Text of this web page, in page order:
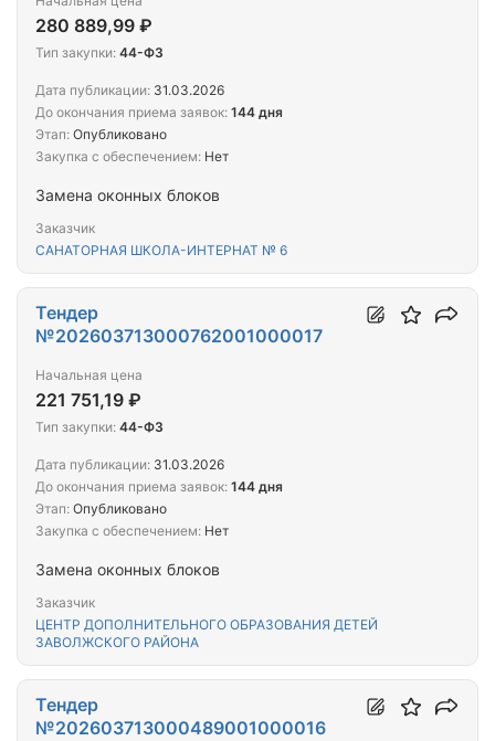
Замена оконных блоков
Заказчик
САНАТОРНАЯ ШКОЛА-ИНТЕРНАТ № 6
280 889,99 ₽
Тип закупки: 44-ФЗ
Дата публикации: 31.03.2026
До окончания приема заявок: 144 дня
Этап: Опубликовано
Закупка с обеспечением: Нет
Замена оконных блоков
Заказчик
ЦЕНТР ДОПОЛНИТЕЛЬНОГО ОБРАЗОВАНИЯ ДЕТЕЙ
ЗАВОЛЖСКОГО РАЙОНА
Тендер
№202603713000762001000017
Начальная цена
221 751,19 ₽
Тип закупки: 44-ФЗ
Дата публикации: 31.03.2026
До окончания приема заявок: 144 дня
Этап: Опубликовано
Закупка с обеспечением: Нет
Тендер
№202603713000489001000016